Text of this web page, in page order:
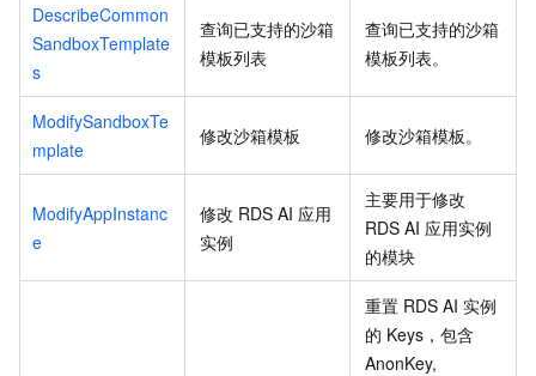
DescribeCommon
SandboxTemplate
s
查询已支持的沙箱
模板列表
查询已支持的沙箱
模板列表。
ModifySandboxTe
mplate
修改沙箱模板 修改沙箱模板。
ModifyAppInstanc
e
修改 RDS AI 应用
实例
主要用于修改
RDS AI 应用实例
的模块
重置 RDS AI 实例
的 Keys，包含
AnonKey,